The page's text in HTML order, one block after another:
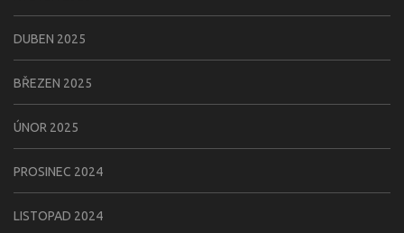
DUBEN 2025
BŘEZEN 2025
ÚNOR 2025
PROSINEC 2024
LISTOPAD 2024